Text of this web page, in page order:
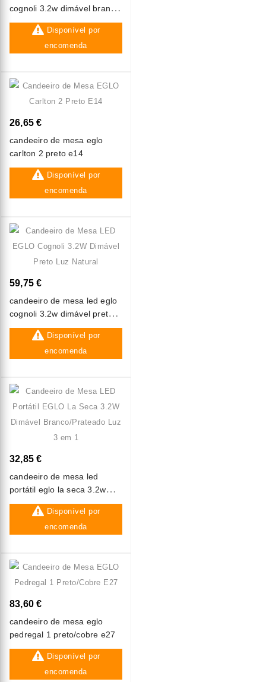
cognoli 3.2w dimável branco
luz natural
Disponível por
encomenda
26,65 €
candeeiro de mesa eglo
carlton 2 preto e14
Disponível por
encomenda
59,75 €
candeeiro de mesa led eglo
cognoli 3.2w dimável preto
luz natural
Disponível por
encomenda
32,85 €
candeeiro de mesa led
portátil eglo la seca 3.2w
dimável branco/prateado luz
3 em 1
Disponível por
encomenda
83,60 €
candeeiro de mesa eglo
pedregal 1 preto/cobre e27
Disponível por
encomenda